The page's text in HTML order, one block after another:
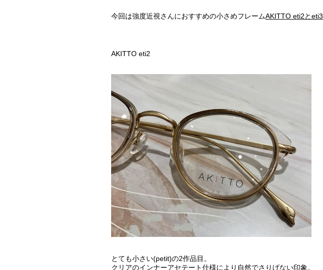
今回は強度近視さんにおすすめの小さめフレームAKITTO eti2とeti3
AKITTO eti2
とても小さい(petit)の2作品目。
クリアのインナーアセテート仕様により自然でさりげない印象。